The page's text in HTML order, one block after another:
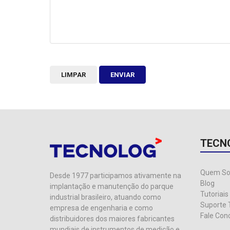
LIMPAR ENVIAR
Desde 1977 participamos ativamente na
implantação e manutenção do parque
industrial brasileiro, atuando como
empresa de engenharia e como
distribuidores dos maiores fabricantes
Quem
Blog
Tutoriais
Suporte
Fale